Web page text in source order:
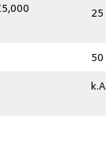
25
50